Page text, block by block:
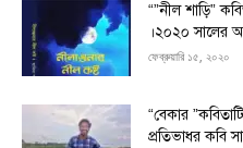
“”নীল শাড়ি”
।২০২০ সালের
ফেব্রুয়ারি ১৫, ২০২০
“বেকার
প্রতিভাধর কবি